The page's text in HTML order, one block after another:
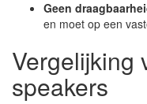
Geen
en moet op een
Vergelijking
speakers